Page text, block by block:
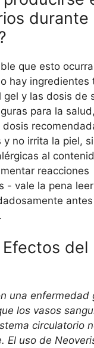
durante
que esto
hay ingredientes
gel y las dosis de
para la
y no irrita la piel,
al
reacciones
- vale la pena
del
una enfermedad
los vasos
circulatorio
El uso de